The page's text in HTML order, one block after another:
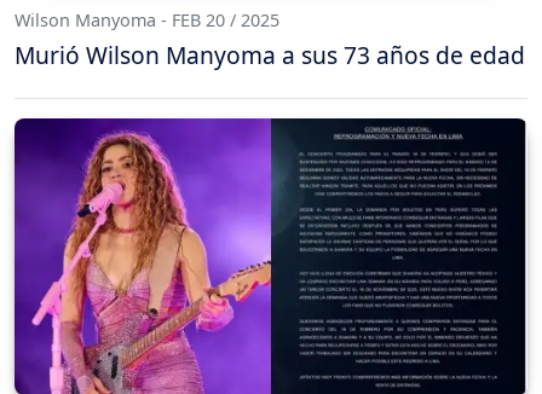
Wilson Manyoma - FEB 20 / 2025
Murió Wilson Manyoma a sus 73 años de edad